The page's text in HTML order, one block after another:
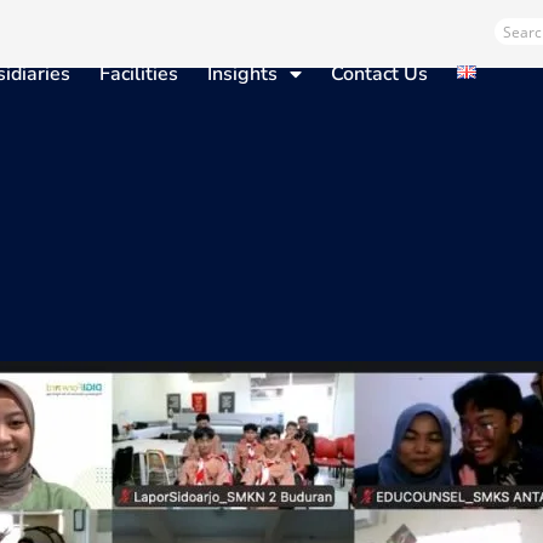
Facilities Insights Contact Us